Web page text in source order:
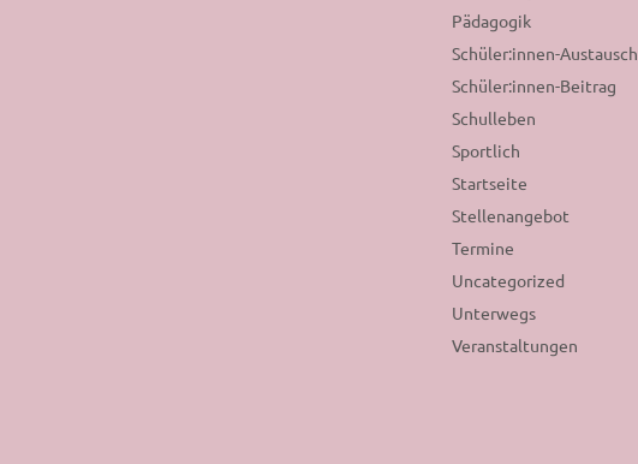
Pädagogik
Schüler:innen-Austausch
Schüler:innen-Beitrag
Schulleben
Sportlich
Startseite
Stellenangebot
Termine
Uncategorized
Unterwegs
Veranstaltungen